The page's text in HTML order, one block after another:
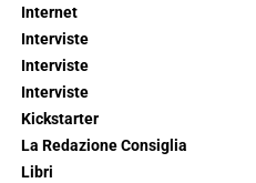
Internet
Interviste
Interviste
Interviste
Kickstarter
La Redazione Consiglia
Libri